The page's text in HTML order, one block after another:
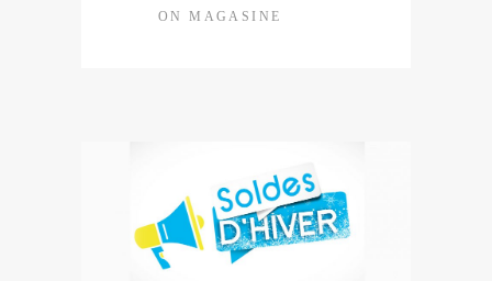
ON MAGASINE